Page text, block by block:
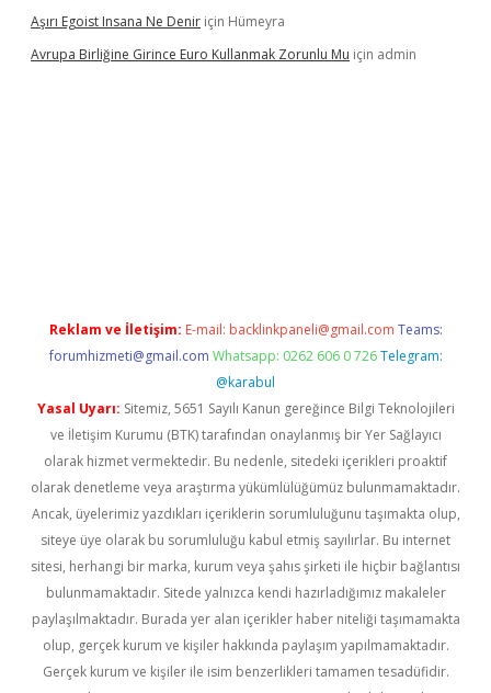
Aşırı Egoist Insana Ne Denir için Hümeyra
Avrupa Birliğine Girince Euro Kullanmak Zorunlu Mu için admin
Reklam ve İletişim: E-mail: backlinkpaneli@gmail.com Teams:
forumhizmeti@gmail.com Whatsapp: 0262 606 0 726 Telegram:
@karabul
Yasal Uyarı: Sitemiz, 5651 Sayılı Kanun gereğince Bilgi Teknolojileri
ve İletişim Kurumu (BTK) tarafından onaylanmış bir Yer Sağlayıcı
olarak hizmet vermektedir. Bu nedenle, sitedeki içerikleri proaktif
olarak denetleme veya araştırma yükümlülüğümüz bulunmamaktadır.
Ancak, üyelerimiz yazdıkları içeriklerin sorumluluğunu taşımakta olup,
siteye üye olarak bu sorumluluğu kabul etmiş sayılırlar. Bu internet
sitesi, herhangi bir marka, kurum veya şahıs şirketi ile hiçbir bağlantısı
bulunmamaktadır. Sitede yalnızca kendi hazırladığımız makaleler
paylaşılmaktadır. Burada yer alan içerikler haber niteliği taşımamakta
olup, gerçek kurum ve kişiler hakkında paylaşım yapılmamaktadır.
Gerçek kurum ve kişiler ile isim benzerlikleri tamamen tesadüfidir.